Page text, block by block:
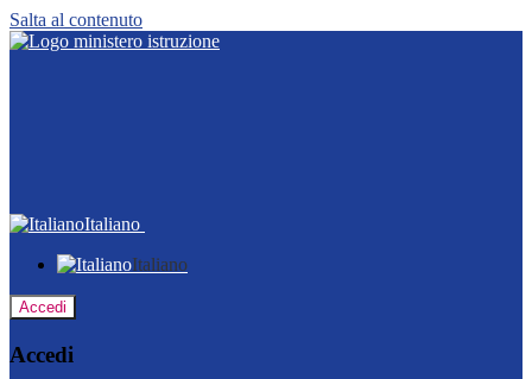
Salta al contenuto
Italiano
Italiano
Accedi
Accedi